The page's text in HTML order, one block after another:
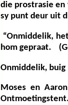
die prostrasie
sy punt deur uit
“Onmiddelik,
hom gepraat.
Onmiddelik, buig
Moses en